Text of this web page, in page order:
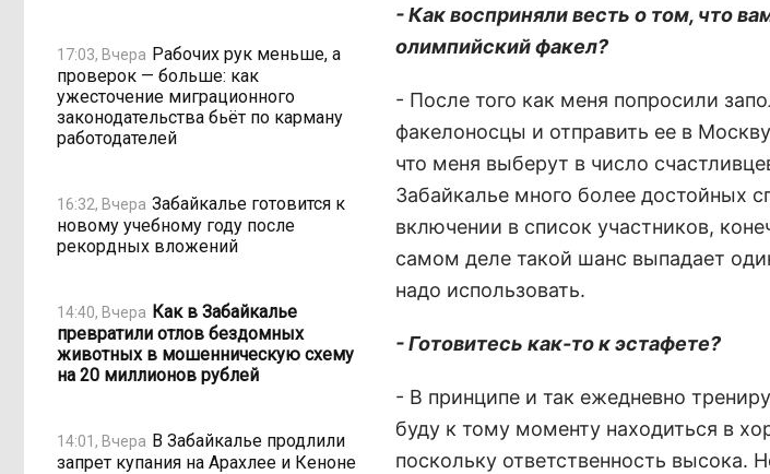
17:03, Вчера Рабочих рук меньше, а
проверок — больше: как
ужесточение миграционного
законодательства бьёт по карману
работодателей
16:32, Вчера Забайкалье готовится к
новому учебному году после
рекордных вложений
14:40, Вчера Как в Забайкалье
превратили отлов бездомных
животных в мошенническую схему
на 20 миллионов рублей
14:01, Вчера В Забайкалье продлили
запрет купания на Арахлее и Кеноне
- Как восприняли весть о том, что
олимпийский факел?
- После того как меня попросили
факелоносцы и отправить ее в
что меня выберут в число
Забайкалье много более достойных
включении в список участников,
самом деле такой шанс выпадает
надо использовать.
- Готовитесь как-то к эстафете?
- В принципе и так ежедневно
буду к тому моменту находиться в
поскольку ответственность высока.